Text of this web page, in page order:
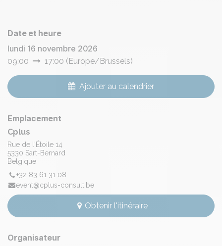
Date et heure
lundi 16 novembre 2026
09:00 17:00 (Europe/Brussels)
Ajouter au calendrier
Emplacement
Cplus
Rue de l'Étoile 14
5330 Sart-Bernard
Belgique
+32 83 61 31 08
event@cplus-consult.be
Obtenir l'itinéraire
Organisateur